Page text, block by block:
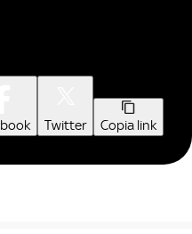
Twitter Copia link